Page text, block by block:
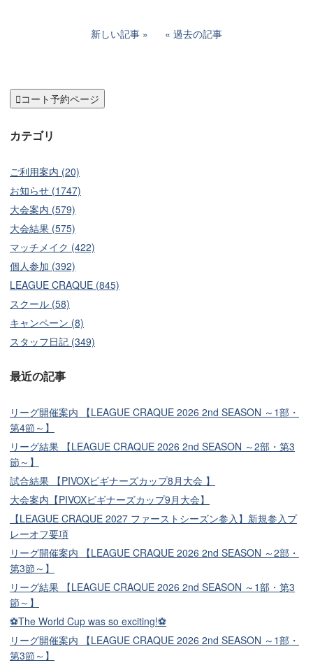
新しい記事 過去の記事
コート予約ページ
カテゴリ
ご利用案内 (20)
お知らせ (1747)
大会案内 (579)
大会結果 (575)
マッチメイク (422)
個人参加 (392)
LEAGUE CRAQUE (845)
スクール (58)
キャンペーン (8)
スタッフ日記 (349)
最近の記事
リーグ開催案内 【LEAGUE CRAQUE 2026 2nd SEASON ～1部・
第4節～】
リーグ結果 【LEAGUE CRAQUE 2026 2nd SEASON ～2部・第3
節～】
試合結果 【PIVOXビギナーズカップ8月大会 】
大会案内【PIVOXビギナーズカップ9月大会】
【LEAGUE CRAQUE 2027 ファーストシーズン参入】新規参入プ
レーオフ要項
リーグ開催案内 【LEAGUE CRAQUE 2026 2nd SEASON ～2部・
第3節～】
リーグ結果 【LEAGUE CRAQUE 2026 2nd SEASON ～1部・第3
節～】
⚽The World Cup was so exciting!⚽
リーグ開催案内 【LEAGUE CRAQUE 2026 2nd SEASON ～1部・
第3節～】